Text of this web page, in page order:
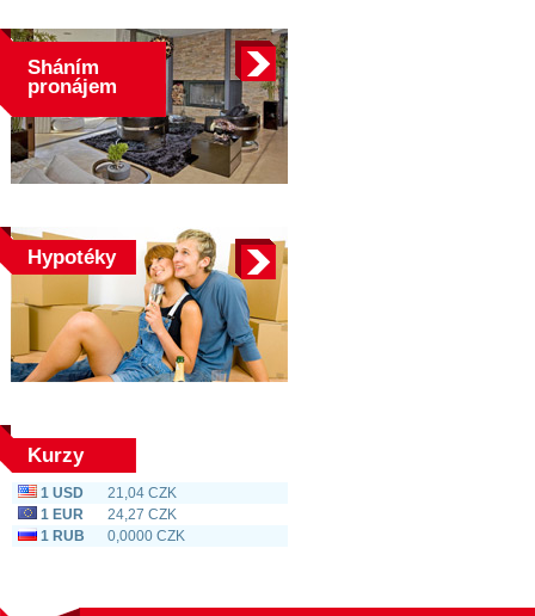
Sháním
pronájem
Hypotéky
Kurzy
1 USD
21,04 CZK
1 EUR
24,27 CZK
1 RUB
0,0000 CZK